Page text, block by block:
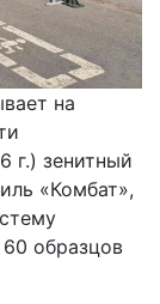
на
г.) зенитный
«Комбат»,
образцов